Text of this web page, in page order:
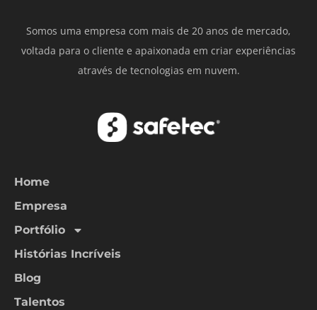
Somos uma empresa com mais de 20 anos de mercado,
voltada para o cliente e apaixonada em criar experiências
através de tecnologias em nuvem.
Home
Empresa
Portfólio
Histórias Incríveis
Blog
Talentos